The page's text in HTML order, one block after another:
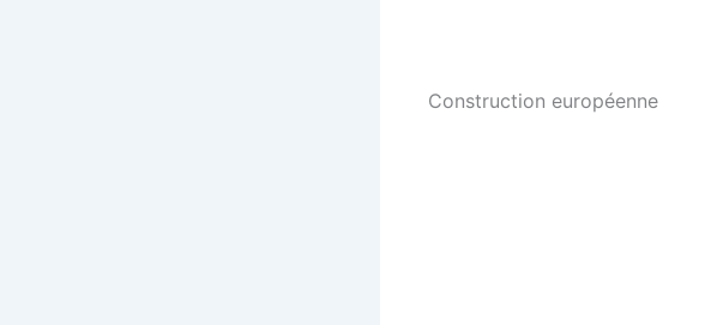
Construction européenne